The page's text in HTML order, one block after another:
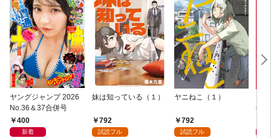
ヤングジャンプ 2026
No.36＆37合併号
400
新着
妹は知っている（１）
792
試読フル
ヤニねこ（１）
792
試読フル
6・